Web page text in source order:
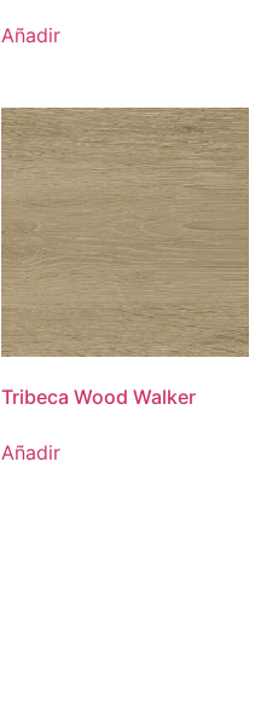
Añadir
Tribeca Wood Walker
Añadir